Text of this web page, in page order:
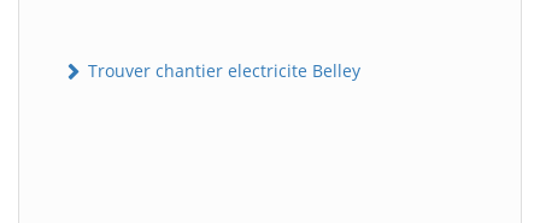
Trouver chantier electricite Belley